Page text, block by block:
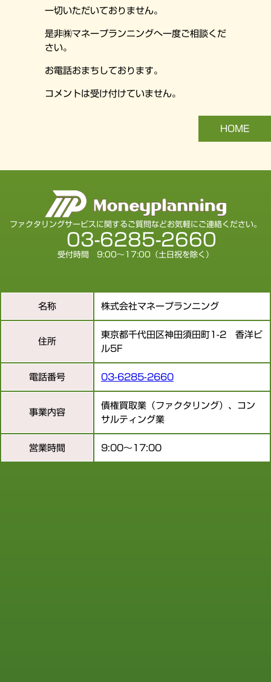
一切いただいておりません。
是非㈱マネープランニングへ一度ご相談くだ
さい。
お電話おまちしております。
コメントは受け付けていません。
HOME
ファクタリングサービスに関するご質問などお気軽にご連絡ください。
03-6285-2660
受付時間 9:00～17:00（土日祝を除く）
名称 株式会社マネープランニング
住所
東京都千代田区神田須田町1-2 香洋ビ
ル5F
電話番号 03-6285-2660
事業内容
債権買取業（ファクタリング）、コン
サルティング業
営業時間 9:00～17:00